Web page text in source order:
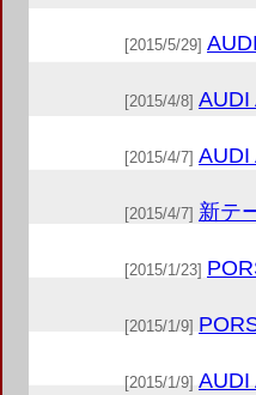
[2015/5/29]
[2015/4/8] AUDI
[2015/4/7] AUDI
[2015/4/7] 新テ
[2015/1/23]
[2015/1/9]
[2015/1/9] AUDI